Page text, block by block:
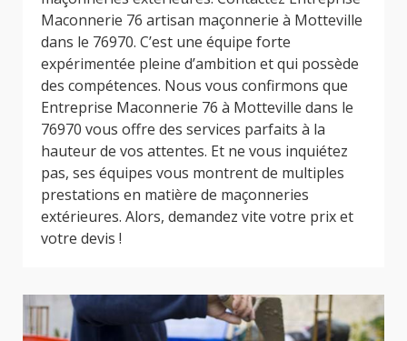
Maconnerie 76 artisan maçonnerie à Motteville
dans le 76970. C’est une équipe forte
expérimentée pleine d’ambition et qui possède
des compétences. Nous vous confirmons que
Entreprise Maconnerie 76 à Motteville dans le
76970 vous offre des services parfaits à la
hauteur de vos attentes. Et ne vous inquiétez
pas, ses équipes vous montrent de multiples
prestations en matière de maçonneries
extérieures. Alors, demandez vite votre prix et
votre devis !